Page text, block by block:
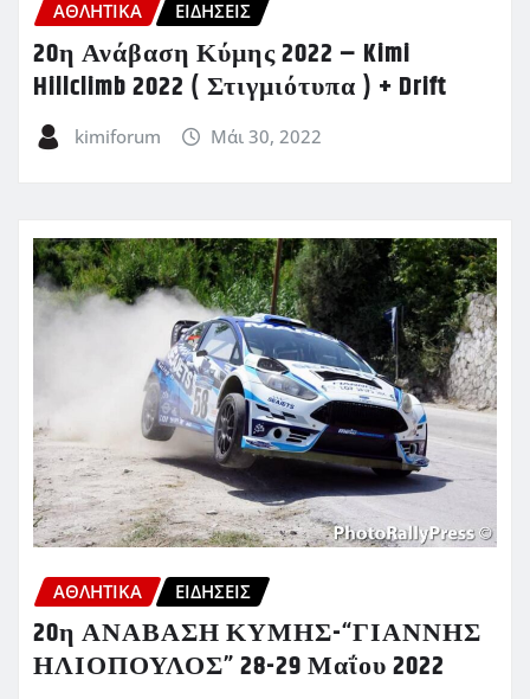
ΑΘΛΗΤΙΚΑ ΕΙΔΗΣΕΙΣ
20η Ανάβαση Κύμης 2022 – Kimi
Hillclimb 2022 ( Στιγμιότυπα ) + Drift
kimiforum Μάι 30, 2022
ΑΘΛΗΤΙΚΑ ΕΙΔΗΣΕΙΣ
20η ΑΝΑΒΑΣΗ ΚΥΜΗΣ-“ΓΙΑΝΝΗΣ
ΗΛΙΟΠΟΥΛΟΣ” 28-29 Μαΐου 2022